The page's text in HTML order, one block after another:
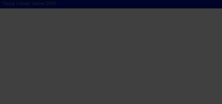
Visual Library Server 2026